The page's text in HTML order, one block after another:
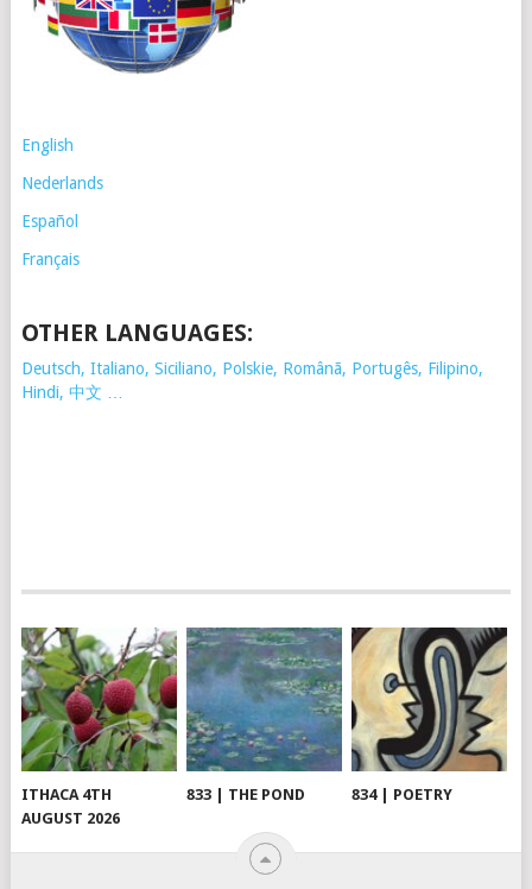
English
Nederlands
Español
Français
OTHER LANGUAGES:
Deutsch, Italiano, Siciliano, Polskie, Românã, Portugês, Filipino,
Hindi, 中文 …
ITHACA 4TH
AUGUST 2026
833 | THE POND 834 | POETRY